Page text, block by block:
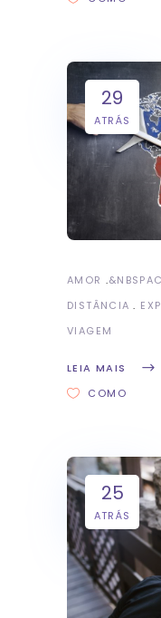
29
ATRÁS
AMOR &NBSP
DISTÂNCIA
VIAGEM
LEIA MAIS
COMO
25
ATRÁS